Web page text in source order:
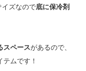
ズなので底に保冷剤
スペースがあるので、
ムです！